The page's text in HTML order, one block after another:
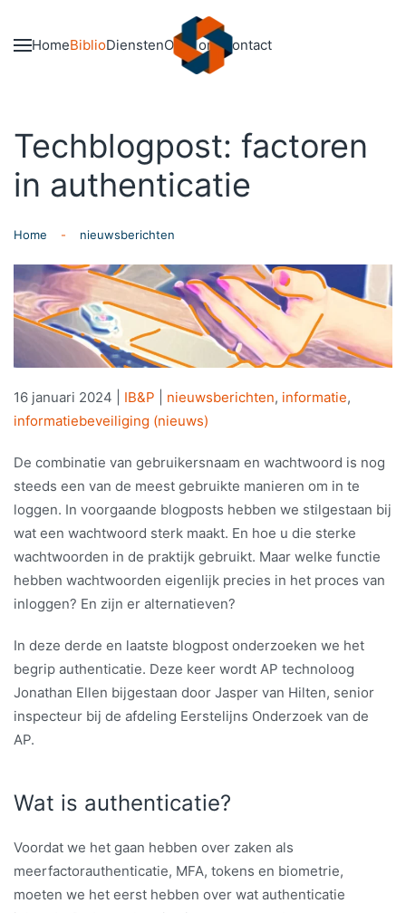
Skip to main content
HomeBiblioDienstenOver onsContact
Techblogpost: factoren
in authenticatie
Home nieuwsberichten
16 januari 2024 IB&P nieuwsberichten, informatie,
informatiebeveiliging (nieuws)
De combinatie van gebruikersnaam en wachtwoord is nog
steeds een van de meest gebruikte manieren om in te
loggen. In voorgaande blogposts hebben we stilgestaan bij
wat een wachtwoord sterk maakt. En hoe u die sterke
wachtwoorden in de praktijk gebruikt. Maar welke functie
hebben wachtwoorden eigenlijk precies in het proces van
inloggen? En zijn er alternatieven?
In deze derde en laatste blogpost onderzoeken we het
begrip authenticatie. Deze keer wordt AP technoloog
Jonathan Ellen bijgestaan door Jasper van Hilten, senior
inspecteur bij de afdeling Eerstelijns Onderzoek van de
AP.
Wat is authenticatie?
Voordat we het gaan hebben over zaken als
meerfactorauthenticatie, MFA, tokens en biometrie,
moeten we het eerst hebben over wat authenticatie